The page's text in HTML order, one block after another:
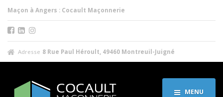
Maçon à Angers : Cocault Maçonnerie
Adresse 8 Rue Paul Héroult, 49460 Montreuil-Juigné
MENU